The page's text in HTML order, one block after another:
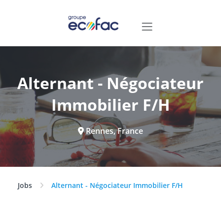
Alternant - Négociateur
Immobilier F/H
Rennes, France
Jobs Alternant - Négociateur Immobilier F/H